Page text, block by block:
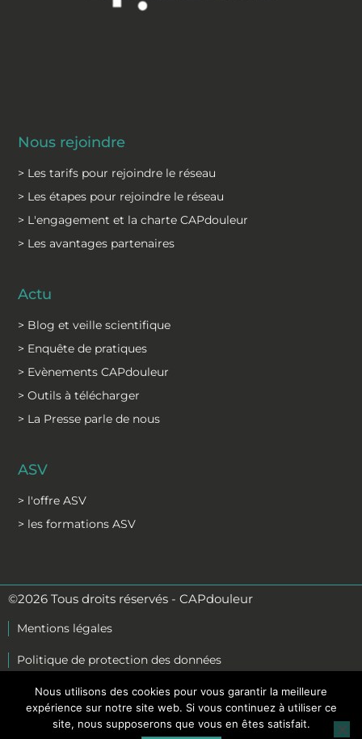
Nous rejoindre
> Les tarifs pour rejoindre le réseau
> Les étapes pour rejoindre le réseau
> L'engagement et la charte CAPdouleur
> Les avantages partenaires
Actu
> Blog et veille scientifique
> Enquête de pratiques
> Evènements CAPdouleur
> Outils à télécharger
> La Presse parle de nous
ASV
> l'offre ASV
> les formations ASV
©2026 Tous droits réservés - CAPdouleur
Mentions légales
Politique de protection des données
C.G.S
C.G.V formation
Nous utilisons des cookies pour vous garantir la meilleure
expérience sur notre site web. Si vous continuez à utiliser ce
site, nous supposerons que vous en êtes satisfait.